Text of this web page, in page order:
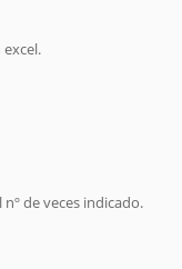
de veces indicado.